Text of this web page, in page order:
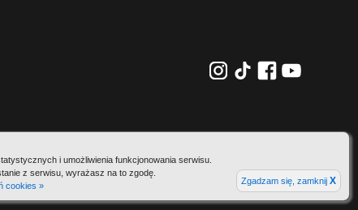
i umożliwienia funkcjonowania serwisu.
z serwisu, wyrażasz na to zgodę.
cookies »
Zgadzam się, zamknij X